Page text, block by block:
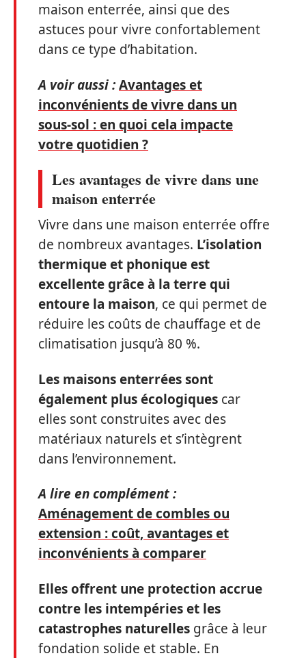
maison enterrée, ainsi que des
astuces pour vivre confortablement
dans ce type d’habitation.
A voir aussi :Avantages et
inconvénients de vivre dans un
sous-sol : en quoi cela impacte
votre quotidien ?
Les avantages de vivre dans une
maison enterrée
Vivre dans une maison enterrée offre
de nombreux avantages. L’isolation
thermique et phonique est
excellente grâce à la terre qui
entoure la maison, ce qui permet de
réduire les coûts de chauffage et de
climatisation jusqu’à 80 %.
Les maisons enterrées sont
également plus écologiques car
elles sont construites avec des
matériaux naturels et s’intègrent
dans l’environnement.
A lire en complément :
Aménagement de combles ou
extension : coût, avantages et
inconvénients à comparer
Elles offrent une protection accrue
contre les intempéries et les
catastrophes naturelles grâce à leur
fondation solide et stable. En